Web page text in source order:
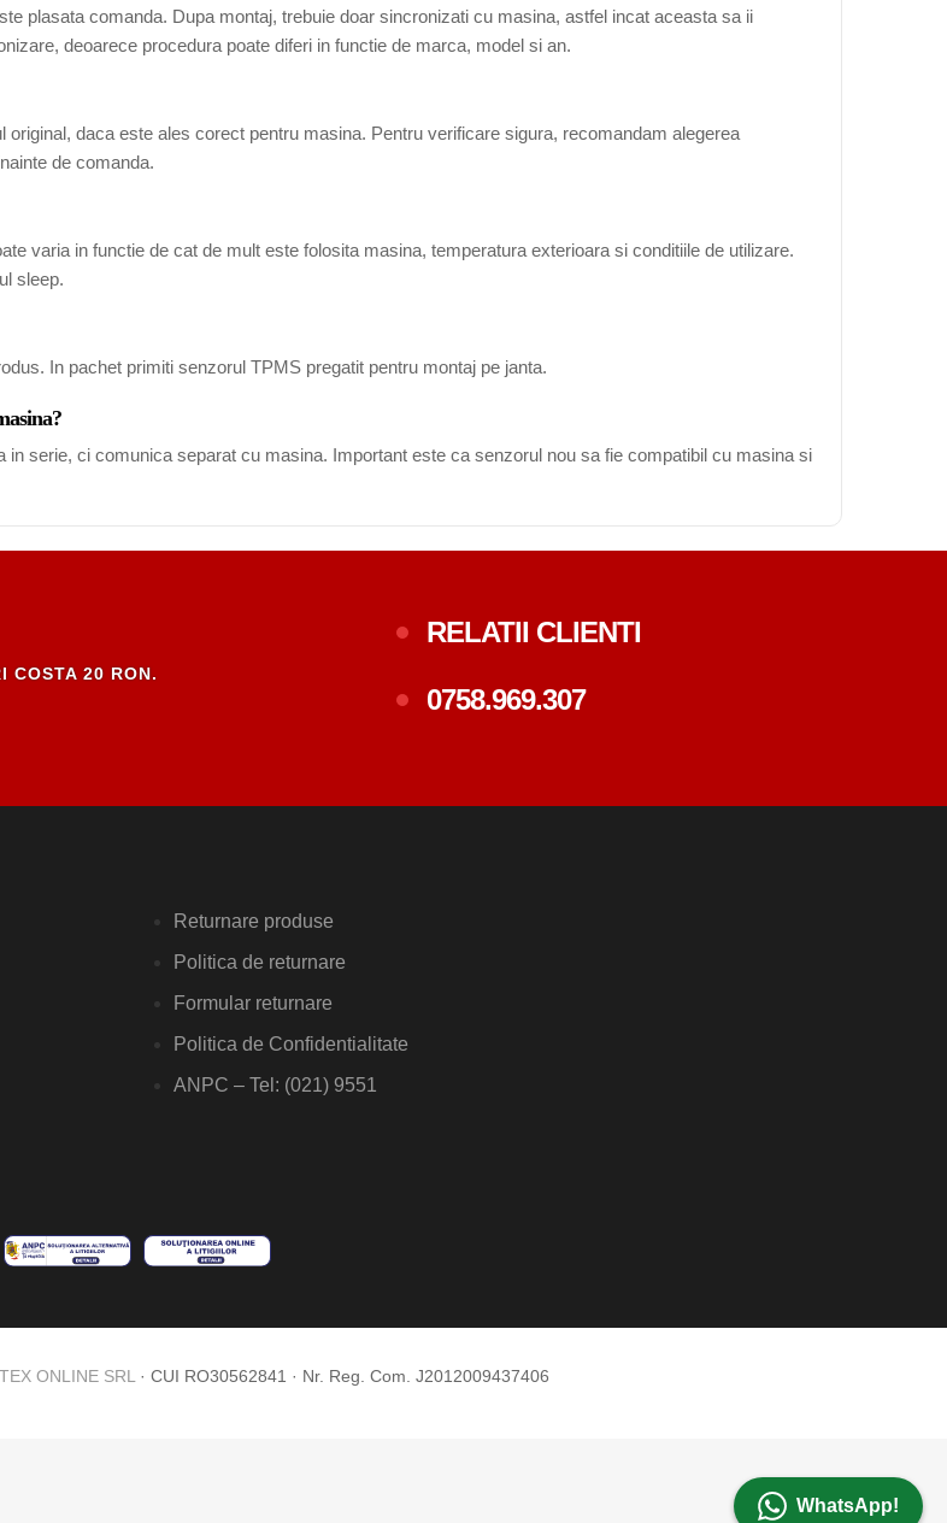
plasata comanda. Dupa montaj, trebuie doar sincronizati cu masina, astfel incat aceasta sa ii
deoarece procedura poate diferi in functie de marca, model si an.
daca este ales corect pentru masina. Pentru verificare sigura, recomandam alegerea
de comanda.
varia in functie de cat de mult este folosita masina, temperatura exterioara si conditiile de utilizare.
sleep.
In pachet primiti senzorul TPMS pregatit pentru montaj pe janta.
serie, ci comunica separat cu masina. Important este ca senzorul nou sa fie compatibil cu masina si
WhatsApp!
COSTA 20 RON.
RELATII CLIENTI
0758.969.307
Returnare produse
Politica de returnare
Formular returnare
Politica de Confidentialitate
ANPC – Tel: (021) 9551
ONLINE SRL · CUI RO30562841 · Nr. Reg. Com. J2012009437406